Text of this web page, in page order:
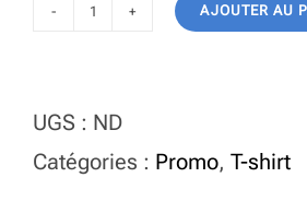
T-
shirt
AJOUTER AU
UGS : ND
Catégories : Promo,T-shirt